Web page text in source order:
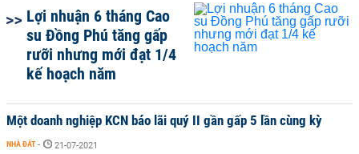
Lợi nhuận 6 tháng Cao
su Đồng Phú tăng gấp
rưỡi nhưng mới đạt 1/4
kế hoạch năm
Một doanh nghiệp KCN báo lãi quý II gần gấp 5 lần cùng kỳ
NHÀ ĐẤT - 21-07-2021